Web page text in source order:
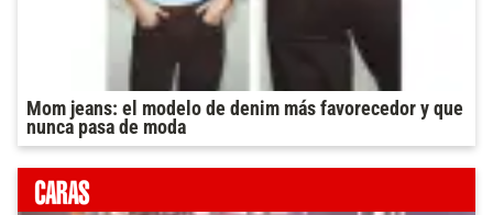
Mom jeans: el modelo de denim más favorecedor y que
nunca pasa de moda